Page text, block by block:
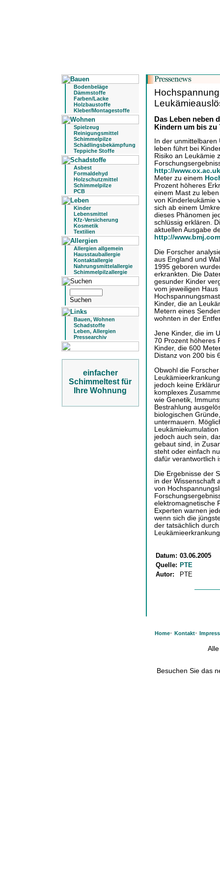
Bodenbeläge
Dämmstoffe
Farben/Lacke
Holzbaustoffe
Kleber/Montagestoffe
Spielzeug
Reinigungsmittel
Schimmelpilze
Schädlingsbekämpfung
Teppiche Stoffe
Asbest
Formaldehyd
Holzschutzmittel
Schimmelpilze
PCB
Kinder
Lebensmittel
Kfz-Versicherung
Kosmetik
Textilien
Allergien allgemein
Hausstauballergie
Kontaktallergie
Nahrungsmittelallergie
Schimmelpilzallergie
Bauen, Wohnen
Schadstoffe
Leben, Allergien
Pressearchiv
einfacher
Schimmeltest für
Ihre Wohnung
Das Leben neben
Kindern um bis zu
In der
leben führt bei
Risiko an Leukämie
http://www.ox.ac.uk
Meter zu einem
Prozent höheres
einem Mast zu
von Kinderleukämie
sich ab einem
dieses Phänomen
schlüssig erklären.
aktuellen Ausgabe
http://
Die Forscher
aus England und
1995 geboren
erkrankten. Die
gesunder Kinder
vom jeweiligen
Kinder, die an
Metern eines
wohnten in der
Jene Kinder, die im
70 Prozent höheres
Kinder, die 600
Distanz von 200 bis
Obwohl die
jedoch keine
komplexes
wie Genetik,
Bestrahlung
biologischen
untermauern.
jedoch auch sein,
gebaut sind, in
steht oder einfach
dafür verantwortlich
Die Ergebnisse der
in der Wissenschaft
von
elektromagnetische
Experten warnen
wenn sich die
der tatsächlich
Datum: 03.06.2005
Quelle: PTE
Autor:
PTE
Home· Kontakt·
Besuchen Sie das